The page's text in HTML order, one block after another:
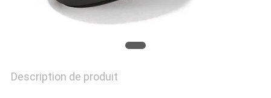
Description de produit